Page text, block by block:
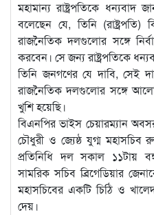
মহামান্য রাষ্ট্রপতিকে ধন্যবাদ
বলেছেন যে, তিনি
রাজনৈতিক দলগুলোর সঙ্গে
করবেন। সে জন্য রাষ্ট্রপতিকে
তিনি জনগণের যে দাবি, সেই
রাজনৈতিক দলগুলোর সঙ্গে
খুশি হয়েছি।
বিএনপির ভাইস চেয়ারম্যান
চৌধুরী ও জ্যেষ্ঠ যুগ্ম মহাসচিব
প্রতিনিধি দল সকাল ১১টায়
সামরিক সচিব ব্রিগেডিয়ার
মহাসচিবের একটি চিঠি ও
দেয়।